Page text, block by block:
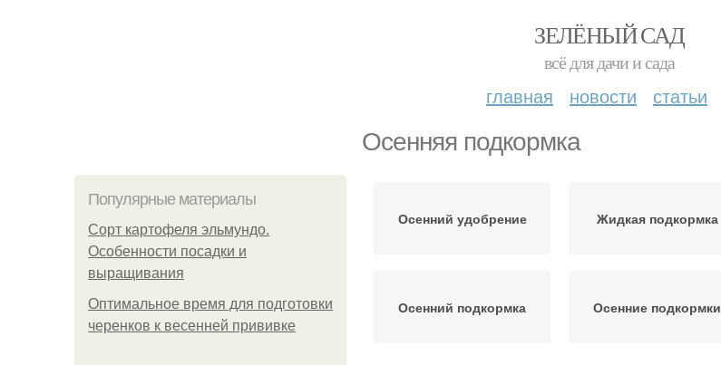
ЗЕЛЁНЫЙ САД
всё для дачи и сада
главная новости статьи
Осенняя подкормка
Популярные материалы
Сорт картофеля эльмундо.
Особенности посадки и
выращивания
Оптимальное время для подготовки
черенков к весенней прививке
Осенний удобрение Жидкая подкормка
Осенний подкормка Осенние подкормки